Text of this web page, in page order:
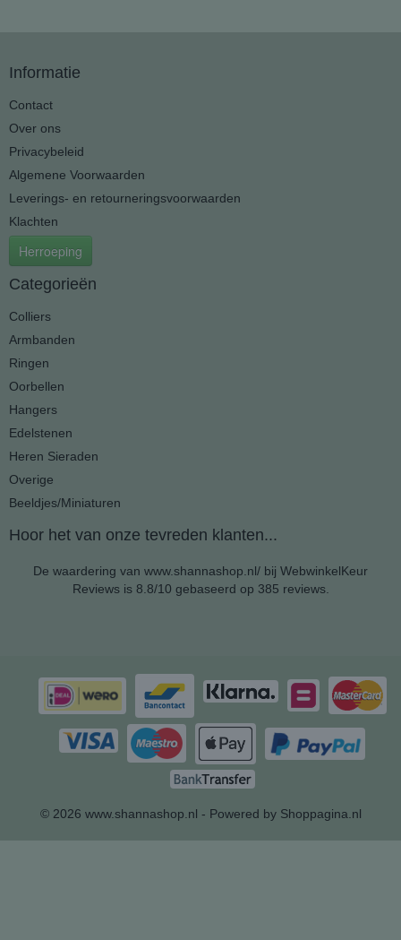
Informatie
Contact
Over ons
Privacybeleid
Algemene Voorwaarden
Leverings- en retourneringsvoorwaarden
Klachten
Herroeping
Categorieën
Colliers
Armbanden
Ringen
Oorbellen
Hangers
Edelstenen
Heren Sieraden
Overige
Beeldjes/Miniaturen
Hoor het van onze tevreden klanten...
De waardering van www.shannashop.nl/ bij WebwinkelKeur
Reviewsis 8.8/10 gebaseerd op 385 reviews.
© 2026 www.shannashop.nl - Powered by Shoppagina.nl